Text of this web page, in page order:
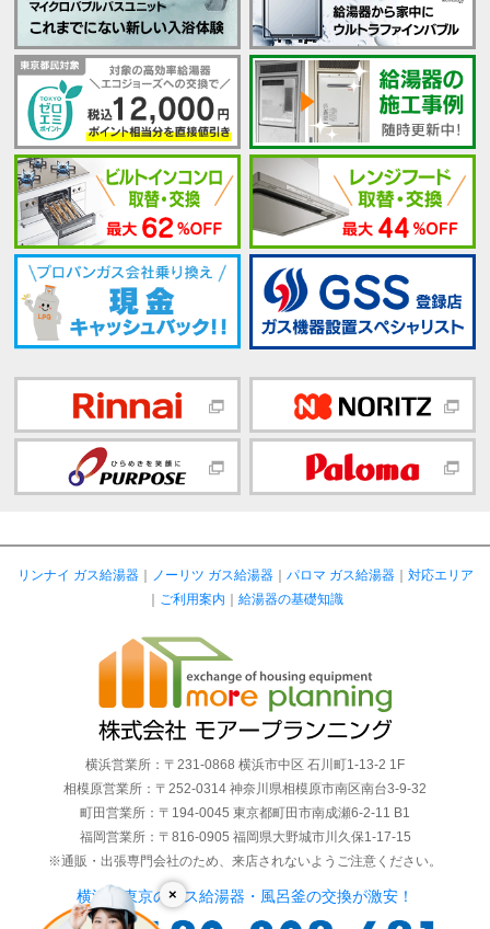
×
リンナイ ガス給湯器｜ ノーリツ ガス給湯器｜ パロマ ガス給湯器｜ 対応エリア
｜ ご利用案内 ｜ 給湯器の基礎知識
横浜営業所：〒231-0868 横浜市中区 石川町1-13-2 1F
相模原営業所：〒252-0314 神奈川県相模原市南区南台3-9-32
町田営業所：〒194-0045 東京都町田市南成瀬6-2-11 B1
福岡営業所：〒816-0905 福岡県大野城市川久保1-17-15
※通販・出張専門会社のため、来店されないようご注意ください。
横浜・東京のガス給湯器・風呂釜の交換が激安！